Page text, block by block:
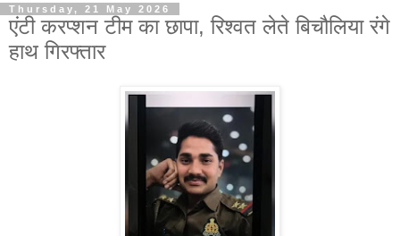
Thursday, 21 May 2026
एंटी करप्शन टीम का छापा, रिश्वत लेते बिचौलिया रंगे
हाथ गिरफ्तार